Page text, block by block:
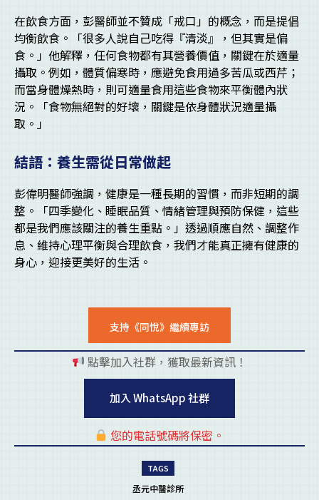
在飲食方面，彭醫師並不贊成「戒口」的概念，而是提倡
均衡飲食。「很多人說自己吃得『清淡』，但其實是偏
食。」他解釋，任何食物都有其營養價值，關鍵在於適量
攝取。例如，體質偏寒時，應避免食用過多苦瓜或西芹；
而當身體燥熱時，則可適量食用這些食物來平衡體內狀
況。「食物無絕對的好壞，關鍵是依身體狀況適量攝
取。」
結語：養生需從日常做起
彭偉明醫師強調，健康是一種長期的習慣，而非短期的調
整。「四季變化、睡眠品質、情緒管理與預防保健，這些
都是我們應該關注的養生重點。」透過順應自然、調整作
息、維持心理平衡與合理飲食，我們才能真正擁有健康的
身心，迎接更美好的生活。
支持《同悅》繼續專訪
點擊加入社群，獲取最新資訊！
加入 WhatsApp 社群
您的電話號碼將保密。
TAGS
丞元中醫診所